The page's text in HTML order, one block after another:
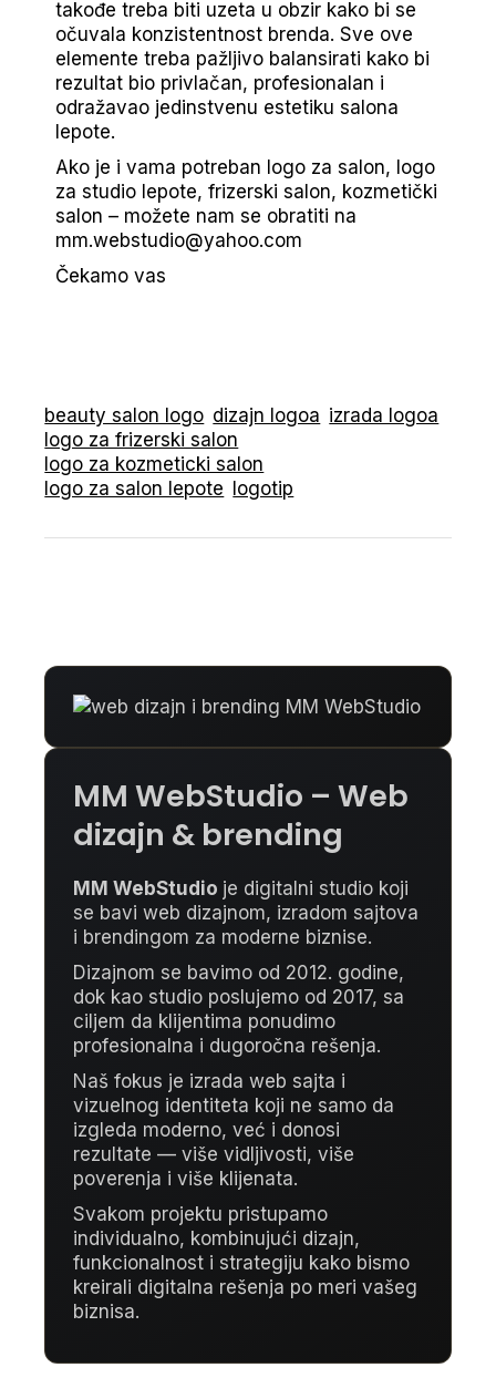
takođe treba biti uzeta u obzir kako bi se
očuvala konzistentnost brenda. Sve ove
elemente treba pažljivo balansirati kako bi
rezultat bio privlačan, profesionalan i
odražavao jedinstvenu estetiku salona
lepote.
Ako je i vama potreban logo za salon, logo
za studio lepote, frizerski salon, kozmetički
salon – možete nam se obratiti na
mm.webstudio@yahoo.com
Čekamo vas
beauty salon logo dizajn logoa izrada logoa
logo za frizerski salon
logo za kozmeticki salon
logo za salon lepote
logotip
MM WebStudio – Web
dizajn & brending
MM WebStudio je digitalni studio koji
se bavi web dizajnom, izradom sajtova
i brendingom za moderne biznise.
Dizajnom se bavimo od 2012. godine,
dok kao studio poslujemo od 2017, sa
ciljem da klijentima ponudimo
profesionalna i dugoročna rešenja.
Naš fokus je izrada web sajta i
vizuelnog identiteta koji ne samo da
izgleda moderno, već i donosi
rezultate — više vidljivosti, više
poverenja i više klijenata.
Svakom projektu pristupamo
individualno, kombinujući dizajn,
funkcionalnost i strategiju kako bismo
kreirali digitalna rešenja po meri vašeg
biznisa.